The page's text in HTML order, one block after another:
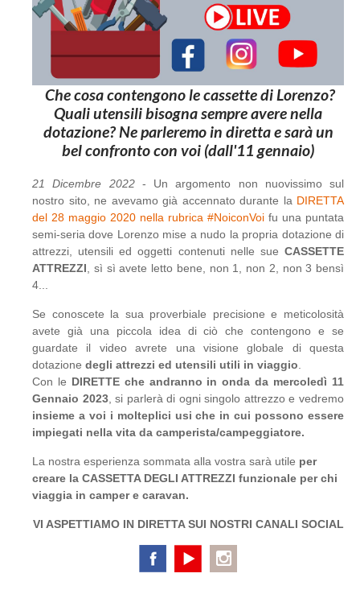
Che cosa contengono le cassette di Lorenzo?
Quali utensili bisogna sempre avere nella
dotazione? Ne parleremo in diretta e sarà un
bel confronto con voi (dall'11 gennaio)
21 Dicembre 2022- Un argomento non nuovissimo sul
nostro sito, ne avevamo già accennato durante la DIRETTA
del 28 maggio 2020 nella rubrica #NoiconVoi fu una puntata
semi-seria dove Lorenzo mise a nudo la propria dotazione di
attrezzi, utensili ed oggetti contenuti nelle sue CASSETTE
ATTREZZI, sì sì avete letto bene, non 1, non 2, non 3 bensì
4...
Se conoscete la sua proverbiale precisione e meticolosità
avete già una piccola idea di ciò che contengono e se
guardate il video avrete una visione globale di questa
dotazione degli attrezzi ed utensili utili in viaggio.
Con le DIRETTE che andranno in onda da mercoledì 11
Gennaio 2023, si parlerà di ogni singolo attrezzo e vedremo
insieme a voi i molteplici usi che in cui possono essere
impiegati nella vita da camperista/campeggiatore.
La nostra esperienza sommata alla vostra sarà utile per
creare la CASSETTA DEGLI ATTREZZI funzionale per chi
viaggia in camper e caravan.
VI ASPETTIAMO IN DIRETTA SUI NOSTRI CANALI SOCIAL